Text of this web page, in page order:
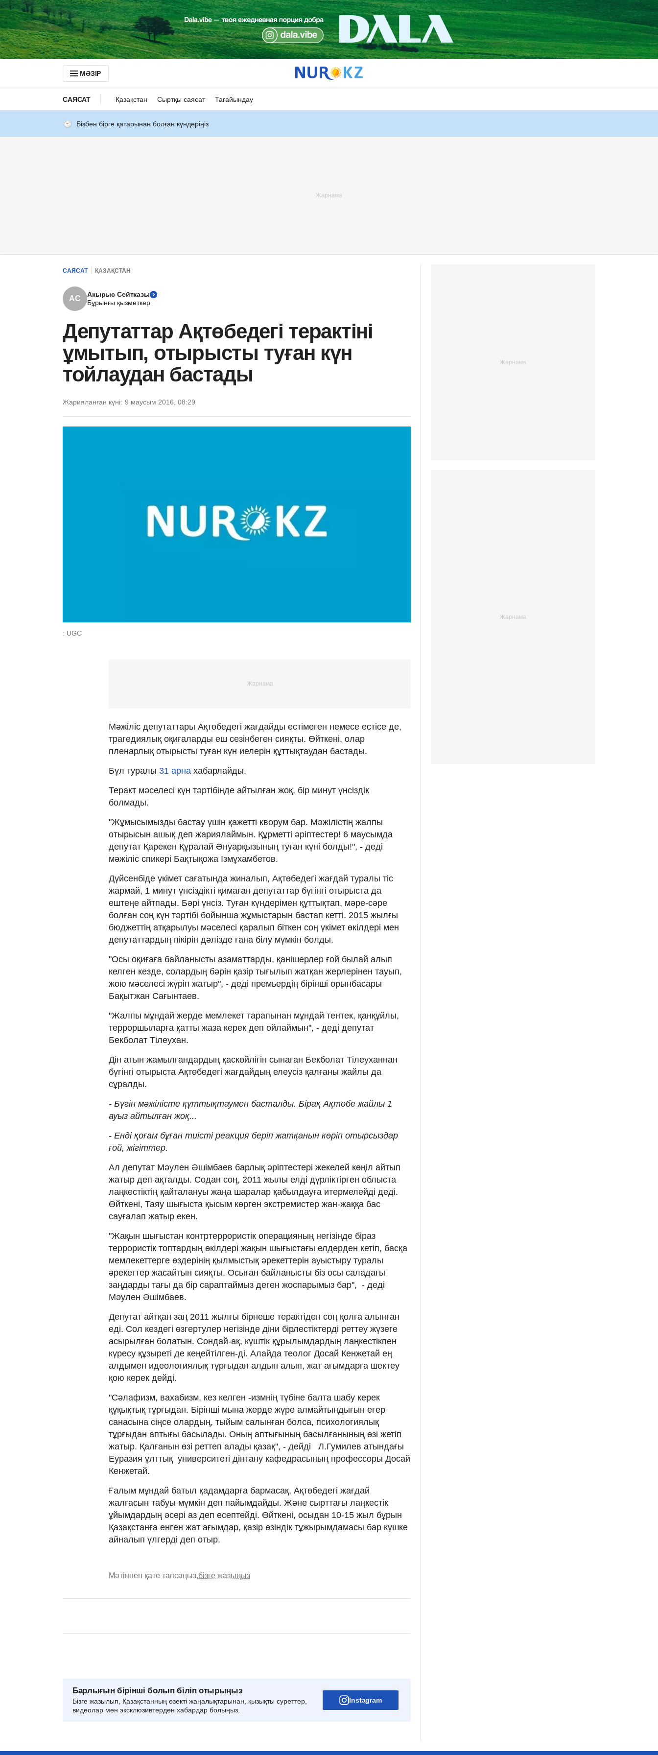
МӘЗІР
САЯСАТ Қазақстан Сыртқы саясат Тағайындау
Бізбен бірге қатарынан болған күндеріңіз
САЯСАТ ҚАЗАҚСТАН
АС
Акырыс Сейтказы
Бұрынғы қызметкер
Депутаттар Ақтөбедегі терактіні
ұмытып, отырысты туған күн
тойлаудан бастады
Жарияланған күні: 9 маусым 2016, 08:29
: UGC
Мәжіліс депутаттары Ақтөбедегі жағдайды естімеген немесе естісе де,
трагедиялық оқиғаларды еш сезінбеген сияқты. Өйткені, олар
пленарлық отырысты туған күн иелерін құттықтаудан бастады.
Бұл туралы 31 арна хабарлайды.
Теракт мәселесі күн тәртібінде айтылған жоқ, бір минут үнсіздік
болмады.
"Жұмысымызды бастау үшін қажетті кворум бар. Мәжілістің жалпы
отырысын ашық деп жариялаймын. Құрметті әріптестер! 6 маусымда
депутат Қарекен Құралай Әнуарқызының туған күні болды!", - деді
мәжіліс спикері Бақтықожа Ізмұхамбетов.
Дүйсенбіде үкімет сағатында жиналып, Ақтөбедегі жағдай туралы тіс
жармай, 1 минут үнсіздікті қимаған депутаттар бүгінгі отырыста да
ештеңе айтпады. Бәрі үнсіз. Туған күндерімен құттықтап, мәре-сәре
болған соң күн тәртібі бойынша жұмыстарын бастап кетті. 2015 жылғы
бюджеттің атқарылуы мәселесі қаралып біткен соң үкімет өкілдері мен
депутаттардың пікірін дәлізде ғана білу мүмкін болды.
"Осы оқиғаға байланысты азаматтарды, қанішерлер ғой былай алып
келген кезде, солардың бәрін қазір тығылып жатқан жерлерінен тауып,
жою мәселесі жүріп жатыр", - деді премьердің бірінші орынбасары
Бақытжан Сағынтаев.
"Жалпы мұндай жерде мемлекет тарапынан мұндай тентек, қанқұйлы,
терроршыларға қатты жаза керек деп ойлаймын", - деді депутат
Бекболат Тілеухан.
Дін атын жамылғандардың қаскөйлігін сынаған Бекболат Тілеуханнан
бүгінгі отырыста Ақтөбедегі жағдайдың елеусіз қалғаны жайлы да
сұралды.
- Бүгін мәжілісте құттықтаумен басталды. Бірақ Ақтөбе жайлы 1
ауыз айтылған жоқ...
- Енді қоғам бұған тиісті реакция беріп жатқанын көріп отырсыздар
ғой, жігіттер.
Ал депутат Мәулен Әшімбаев барлық әріптестері жекелей көңіл айтып
жатыр деп ақталды. Содан соң, 2011 жылы елді дүрліктірген облыста
лаңкестіктің қайталануы жаңа шаралар қабылдауға итермелейді деді.
Өйткені, Таяу шығыста қысым көрген экстремистер жан-жаққа бас
сауғалап жатыр екен.
"Жақын шығыстан контртеррористік операцияның негізінде біраз
террористік топтардың өкілдері жақын шығыстағы елдерден кетіп, басқа
мемлекеттерге өздерінің қылмыстық әрекеттерін ауыстыру туралы
әрекеттер жасайтын сияқты. Осыған байланысты біз осы саладағы
заңдарды тағы да бір сараптаймыз деген жоспарымыз бар", - деді
Мәулен Әшімбаев.
Депутат айтқан заң 2011 жылғы бірнеше терактіден соң қолға алынған
еді. Сол кездегі өзгертулер негізінде діни бірлестіктерді реттеу жүзеге
асырылған болатын. Сондай-ақ, күштік құрылымдардың лаңкестікпен
күресу құзыреті де кеңейтілген-ді. Алайда теолог Досай Кенжетай ең
алдымен идеологиялық тұрғыдан алдын алып, жат ағымдарға шектеу
қою керек дейді.
"Сәлафизм, вахабизм, кез келген -измнің түбіне балта шабу керек
құқықтық тұрғыдан. Бірінші мына жерде жүре алмайтындығын егер
санасына сіңсе олардың, тыйым салынған болса, психологиялық
тұрғыдан аптығы басылады. Оның аптығының басылғанының өзі жетіп
жатыр. Қалғанын өзі реттеп алады қазақ", - дейді Л.Гумилев атындағы
Еуразия ұлттық университеті дінтану кафедрасының профессоры Досай
Кенжетай.
Ғалым мұндай батыл қадамдарға бармасақ, Ақтөбедегі жағдай
жалғасын табуы мүмкін деп пайымдайды. Және сырттағы лаңкестік
ұйымдардың әсері аз деп есептейді. Өйткені, осыдан 10-15 жыл бұрын
Қазақстанға енген жат ағымдар, қазір өзіндік тұжырымдамасы бар күшке
айналып үлгерді деп отыр.
Мәтіннен қате тапсаңыз,бізге жазыңыз
Барлығын бірінші болып біліп отырыңыз
Бізге жазылып, Қазақстанның өзекті жаңалықтарынан, қызықты суреттер,
видеолар мен эксклюзивтерден хабардар болыңыз.
Instagram